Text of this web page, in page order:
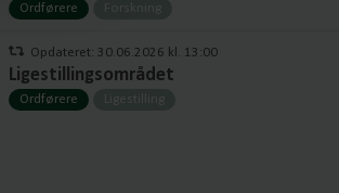
Ordførere Forskning
Opdateret: 30.06.2026 kl. 13:00
Ligestillingsområdet
Ordførere Ligestilling